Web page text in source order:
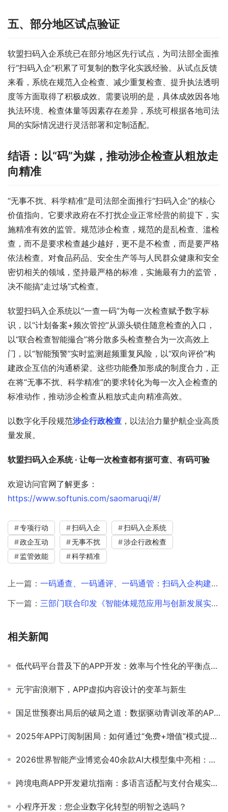
五、部分地区试点验证
软盟扫码入企系统已在部分地区先行试点，为司法部全面推
行“扫码入企”积累了可复制的数字化实践经验。从试点反馈
来看，系统在规范入企检查、减少重复检查、提升执法透明
度等方面取得了积极成效。需要说明的是，具体成效因各地
执法环境、检查体量等因素存在差异，系统可根据各地司法
局的实际情况进行灵活部署和定制适配。
结语：以“码”为媒，推动涉企检查从粗放走
向精准
“无事不扰、科学精准”是司法部全面推行“扫码入企”的核心
价值指向。它要求政府在不打扰企业正常经营的前提下，实
施精准有效的监管。规范涉企检查，规范的是乱检查、滥检
查，而不是要求检查越少越好，更不是不检查，而是要严格
依法检查。对食品药品、安全生产等与人民群众健康和安全
密切相关的领域，坚持最严格的标准，实施最有力的监管，
决不能搞“走过场”式检查。
软盟扫码入企系统以“一查一码”为每一次检查赋予数字标
识，以“计划备案+频次管控”从源头锁住随意检查的入口，
以“联合检查智能撮合”将分散多头检查整合为一次高效上
门，以“智能预警”实时监测超频重复风险，以“双向评价”构
建政企互信的沟通桥梁。这些功能叠加形成的制度合力，正
在将“无事不扰、科学精准”的要求转化为每一次入企检查的
标准动作，推动涉企检查从粗放式走向精准高效。
以数字化手段规范涉企行政检查 ，以法治力量护航企业高质
量发展。
软盟扫码入企系统 · 让每一次检查都有据可查、有码可验
欢迎访问官网了解更多：
https://www.softunis.com/saomaruqi/#/
专项行动 扫码入企
扫码入企系统
政企互动
无事不扰
涉企行政检查
监管效能
科学精准
上一篇： 一码通查、一码通评、一码通管：扫码入企构建三位一体数字监管新格局
下一篇： 三部门联合印发《智能体规范应用与创新发展实施意见》：APP开发的下一个风口来了
相关新闻
低代码平台普及下的APP开发：效率与个性化的平衡点在哪里
元宇宙浪潮下，APP虚拟内容设计的变革与新生
国足世预赛出局后的破局之道：数据驱动青训改革的APP创新实践
2025年APP订阅制困局：如何通过“免费+增值”模式提升留存？
2026世界智能产业博览会40余款AI大模型集中亮相：中小企业小程序开发如何借力AI？
跨境电商APP开发避坑指南：多语言适配与支付合规实战手册
小程序开发：您企业数字化转型的明智之选吗？